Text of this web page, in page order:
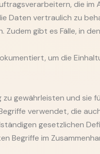
die im
Daten vertraulich zu
Zudem gibt es Fälle, in
um die
gewährleisten und sie
verwendet, die
gesetzlichen
Begriffe im